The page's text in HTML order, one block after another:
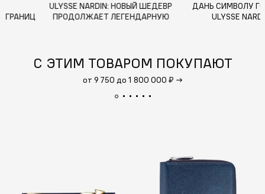
— СТИЛЬ БЕЗ ГРАНИЦ
ULYSSE NARDIN: НОВЫЙ ШЕДЕВР
ПРОДОЛЖАЕТ ЛЕГЕНДАРНУЮ
С ЭТИМ ТОВАРОМ ПОКУПАЮТ
от 9 750 до 1 800 000 ₽ →